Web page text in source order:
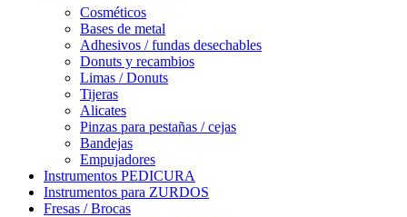
Cosméticos
Bases de metal
Adhesivos / fundas desechables
Donuts y recambios
Limas / Donuts
Tijeras
Alicates
Pinzas para pestañas / cejas
Bandejas
Empujadores
Instrumentos PEDICURA
Instrumentos para ZURDOS
Fresas / Brocas